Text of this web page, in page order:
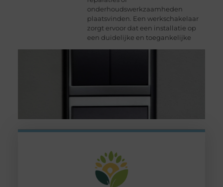
onderhoudswerkzaamheden
plaatsvinden. Een werkschakelaar
zorgt ervoor dat een installatie op
een duidelijke en toegankelijke